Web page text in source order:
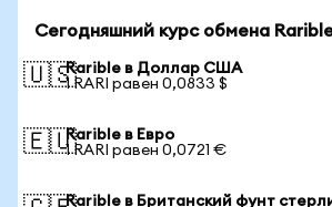
Сегодняшний курс обмена
🇺🇸Rarible в Доллар США
1 RARI равен 0,0833 $
🇪🇺Rarible в Евро
1 RARI равен 0,0721 €
Rarible в Британский фунт